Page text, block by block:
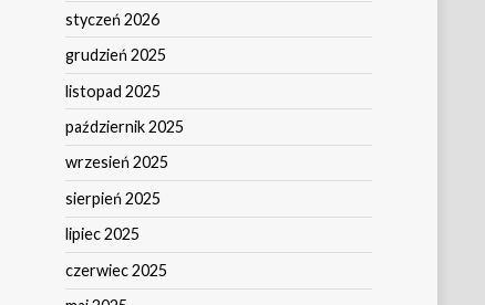
styczeń 2026
grudzień 2025
listopad 2025
październik 2025
wrzesień 2025
sierpień 2025
lipiec 2025
czerwiec 2025